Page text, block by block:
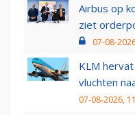
Airbus op
ziet
07-08-
KLM
vluchten
07-08-2026,